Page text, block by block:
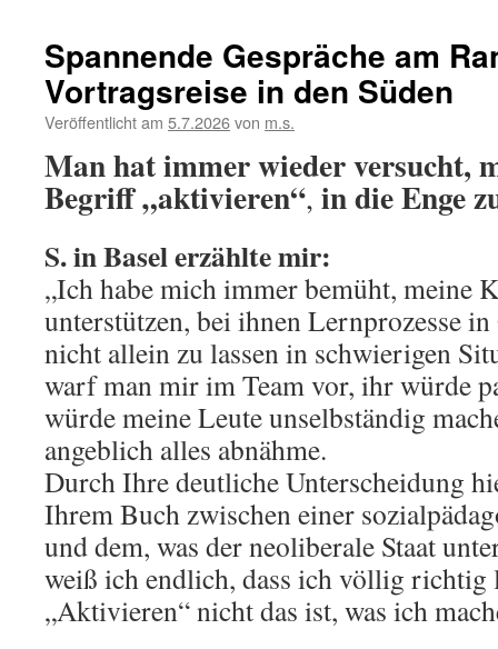
Spannende Gespräche am
Vortragsreise in den Süden
Veröffentlicht am 5.7.2026von m.s.
Man hat immer wieder versucht,
Begriff „aktivieren“, in die Enge
S. in Basel erzählte mir:
„Ich habe mich immer bemüht, meine
unterstützen, bei ihnen Lernprozesse in
nicht allein zu lassen in schwierigen
warf man mir im Team vor, ihr würde
würde meine Leute unselbständig
angeblich alles abnähme.
Durch Ihre deutliche Unterscheidung
Ihrem Buch zwischen einer
und dem, was der neoliberale Staat
weiß ich endlich, dass ich völlig richtig
„Aktivieren“ nicht das ist, was ich